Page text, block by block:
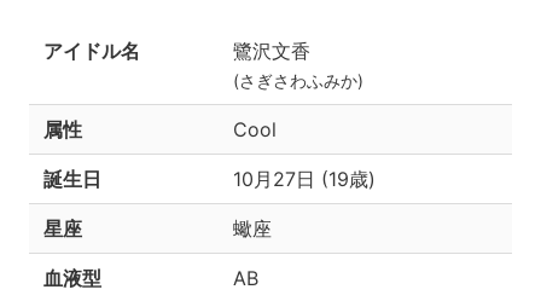
アイドル名 鷺沢文香
(さぎさわふみか)
属性 Cool
誕生日 10月27日 (19歳)
星座 蠍座
血液型 AB